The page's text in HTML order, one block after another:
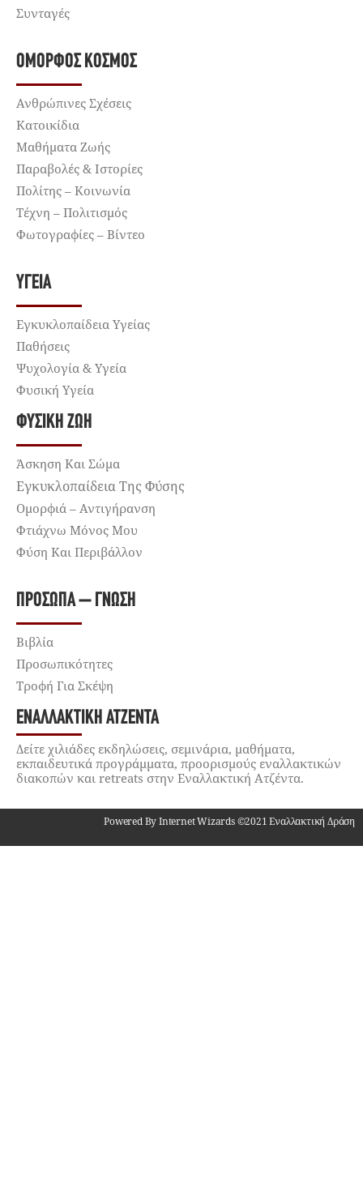
Συνταγές
ΌΜΟΡΦΟΣ ΚΌΣΜΟΣ
Ανθρώπινες Σχέσεις
Κατοικίδια
Μαθήματα Ζωής
Παραβολές & Ιστορίες
Πολίτης – Κοινωνία
Τέχνη – Πολιτισμός
Φωτογραφίες – Βίντεο
ΥΓΕΊΑ
Εγκυκλοπαίδεια Υγείας
Παθήσεις
Ψυχολογία & Υγεία
Φυσική Υγεία
ΦΥΣΙΚΉ ΖΩΉ
Άσκηση Και Σώμα
Εγκυκλοπαίδεια Της Φύσης
Ομορφιά – Αντιγήρανση
Φτιάχνω Μόνος Μου
Φύση Και Περιβάλλον
ΠΡΌΣΩΠΑ – ΓΝΏΣΗ
Βιβλία
Προσωπικότητες
Τροφή Για Σκέψη
ΕΝΑΛΛΑΚΤΙΚΉ ΑΤΖΈΝΤΑ
Δείτε χιλιάδες εκδηλώσεις, σεμινάρια, μαθήματα,
εκπαιδευτικά προγράμματα, προορισμούς εναλλακτικών
διακοπών και retreats στην Εναλλακτική Ατζέντα.
Powered By Internet Wizards ©2021 Εναλλακτική Δράση